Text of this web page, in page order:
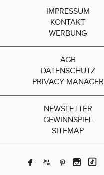
IMPRESSUM
KONTAKT
WERBUNG
AGB
DATENSCHUTZ
PRIVACY MANAGER
NEWSLETTER
GEWINNSPIEL
SITEMAP